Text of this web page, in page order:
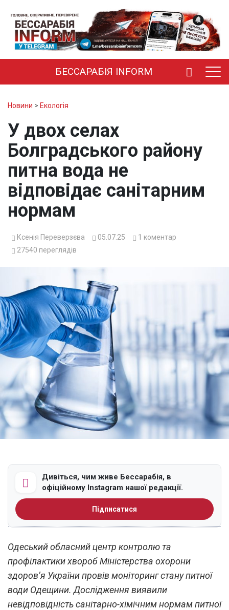
БЕССАРАБІЯ INFORM
Новини > Екологія
У двох селах
Болградського району
питна вода не
відповідає санітарним
нормам
Ксенія Переверзєва 05.07.25 1 коментар
27540 переглядів
Дивіться, чим живе Бессарабія, в
офіційному Instagram нашої редакції.
Підписатися
Одеський обласний центр контролю та
профілактики хвороб Міністерства охорони
здоров’я України провів моніторинг стану питної
води Одещини. Дослідження виявили
невідповідність санітарно-хімічним нормам питної